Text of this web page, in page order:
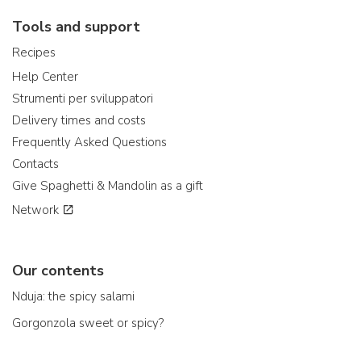
Tools and support
Recipes
Help Center
Strumenti per sviluppatori
Delivery times and costs
Frequently Asked Questions
Contacts
Give Spaghetti & Mandolin as a gift
Network
Our contents
Nduja: the spicy salami
Gorgonzola sweet or spicy?